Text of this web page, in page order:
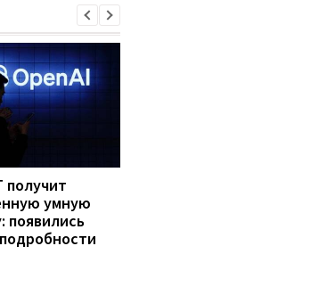
получит
умную
появились